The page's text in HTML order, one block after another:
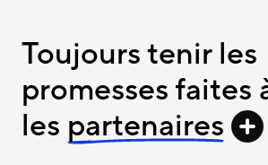
Toujours tenir les
promesses faites
les partenaires